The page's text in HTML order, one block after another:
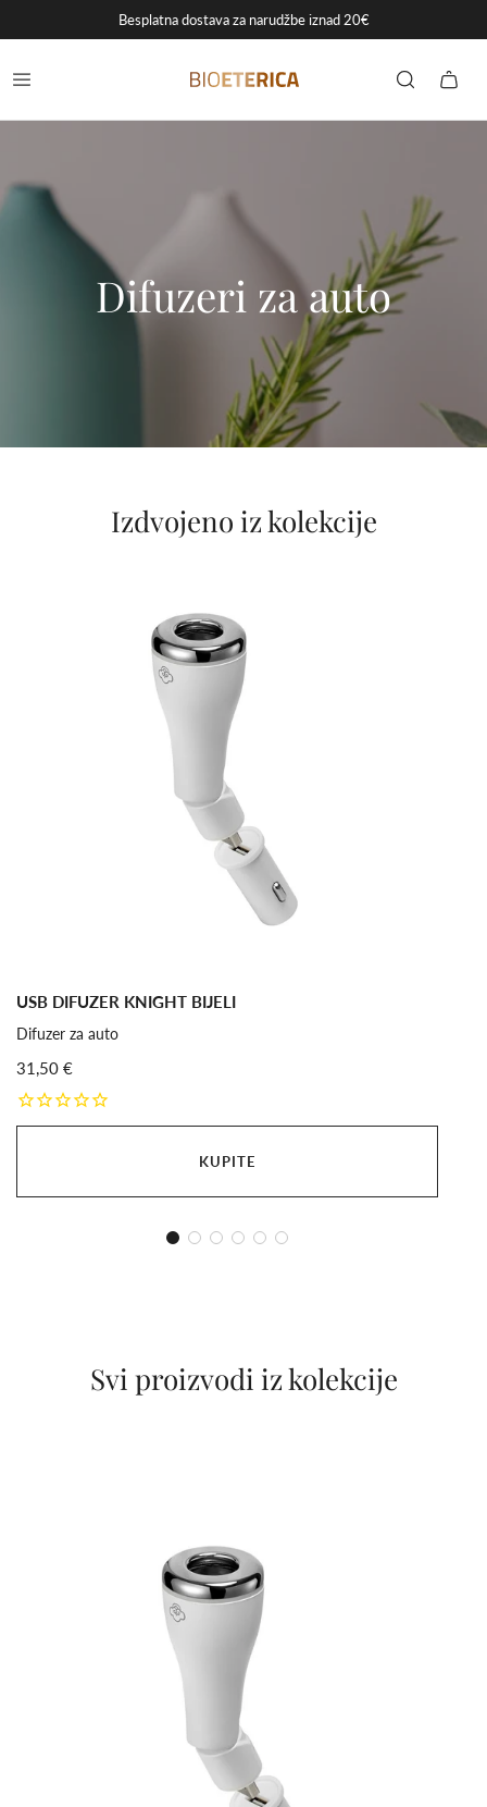
Besplatna dostava za narudžbe iznad 20€
Difuzeri za auto
Izdvojeno iz kolekcije
USB DIFUZER KNIGHT BIJELI
Difuzer za auto
31,50 €
KUPITE
Svi proizvodi iz kolekcije